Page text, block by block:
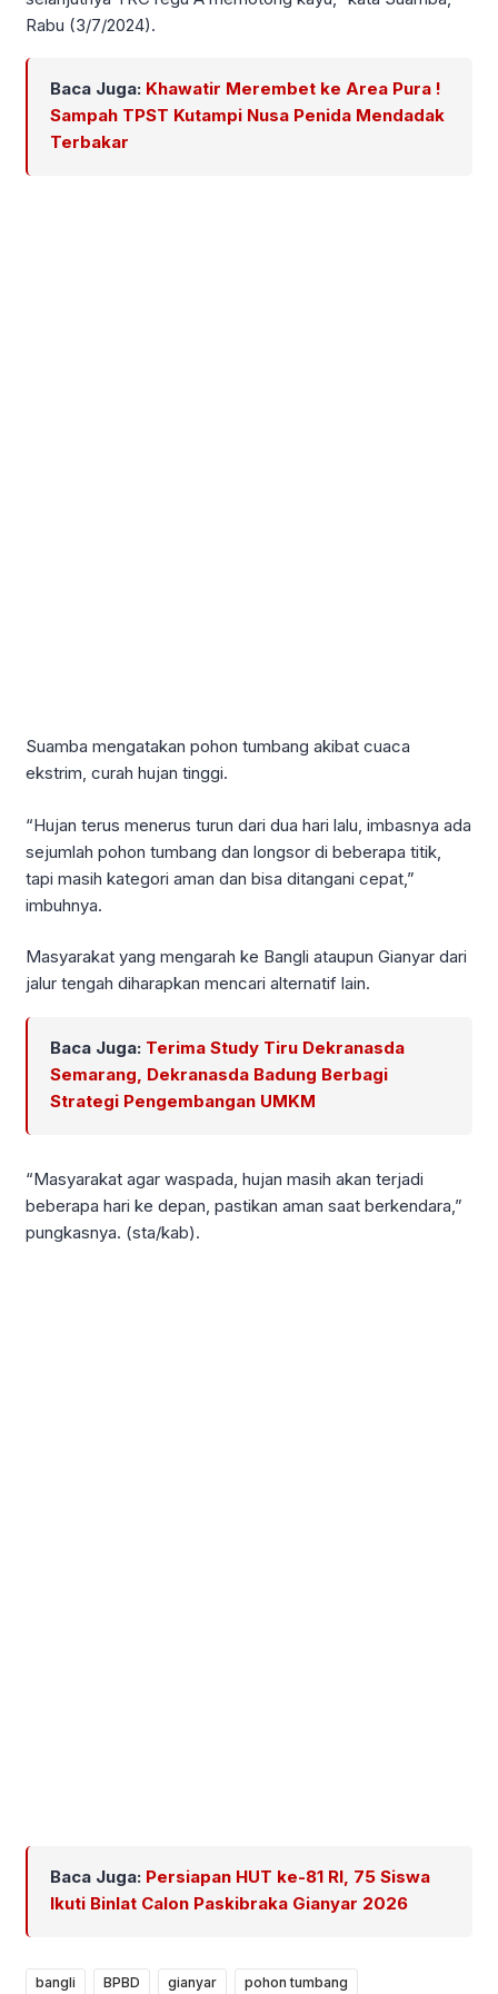
Rabu (3/7/2024).
Baca Juga: Khawatir Merembet ke Area Pura !
Sampah TPST Kutampi Nusa Penida Mendadak
Terbakar
Suamba mengatakan pohon tumbang akibat cuaca
ekstrim, curah hujan tinggi.
“Hujan terus menerus turun dari dua hari lalu, imbasnya ada
sejumlah pohon tumbang dan longsor di beberapa titik,
tapi masih kategori aman dan bisa ditangani cepat,”
imbuhnya.
Masyarakat yang mengarah ke Bangli ataupun Gianyar dari
jalur tengah diharapkan mencari alternatif lain.
Baca Juga: Terima Study Tiru Dekranasda
Semarang, Dekranasda Badung Berbagi
Strategi Pengembangan UMKM
“Masyarakat agar waspada, hujan masih akan terjadi
beberapa hari ke depan, pastikan aman saat berkendara,”
pungkasnya. (sta/kab).
Baca Juga: Persiapan HUT ke-81 RI, 75 Siswa
Ikuti Binlat Calon Paskibraka Gianyar 2026
bangli BPBD gianyar pohon tumbang